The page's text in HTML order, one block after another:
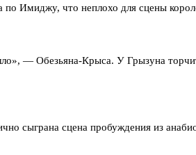
Имиджу, что неплохо для сцены
— Обезьяна-Крыса. У Грызуна
сыграна сцена пробуждения из